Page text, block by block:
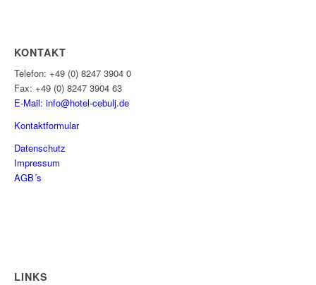
KONTAKT
Telefon: +49 (0) 8247 3904 0
Fax: +49 (0) 8247 3904 63
E-Mail: info@hotel-cebulj.de
Kontaktformular
Datenschutz
Impressum
AGB´s
LINKS